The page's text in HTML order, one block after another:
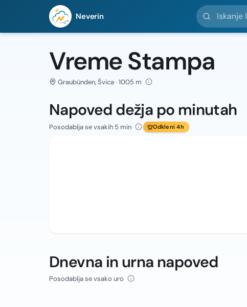
Neverin
Iskanje lokacij
Vreme Stampa
Graubünden, Švica · 1005 m
Napoved dežja po minutah
Posodablja se vsakih 5 min Odkleni 4h
Dnevna in urna napoved
Posodablja se vsako uro